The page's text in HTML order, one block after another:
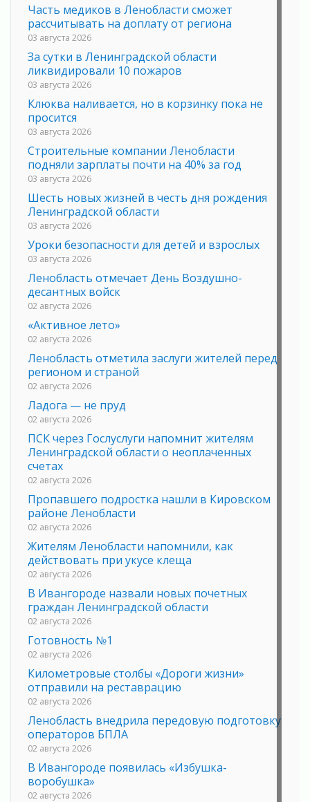
Часть медиков в Ленобласти сможет
рассчитывать на доплату от региона
03 августа 2026
За сутки в Ленинградской области
ликвидировали 10 пожаров
03 августа 2026
Клюква наливается, но в корзинку пока не
просится
03 августа 2026
Строительные компании Ленобласти
подняли зарплаты почти на 40% за год
03 августа 2026
Шесть новых жизней в честь дня рождения
Ленинградской области
03 августа 2026
Уроки безопасности для детей и взрослых
03 августа 2026
Ленобласть отмечает День Воздушно-
десантных войск
02 августа 2026
«Активное лето»
02 августа 2026
Ленобласть отметила заслуги жителей перед
регионом и страной
02 августа 2026
Ладога — не пруд
02 августа 2026
ПСК через Гослуслуги напомнит жителям
Ленинградской области о неоплаченных
счетах
02 августа 2026
Пропавшего подростка нашли в Кировском
районе Ленобласти
02 августа 2026
Жителям Ленобласти напомнили, как
действовать при укусе клеща
02 августа 2026
В Ивангороде назвали новых почетных
граждан Ленинградской области
02 августа 2026
Готовность №1
02 августа 2026
Километровые столбы «Дороги жизни»
отправили на реставрацию
02 августа 2026
Ленобласть внедрила передовую подготовку
операторов БПЛА
02 августа 2026
В Ивангороде появилась «Избушка-
воробушка»
02 августа 2026